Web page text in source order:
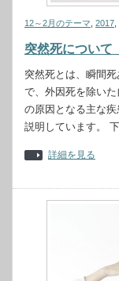
12～2月のテーマ 2017
突然死について
突然死とは、瞬間
で、外因死を除い
の原因となる主な
説明しています。
詳細を見る